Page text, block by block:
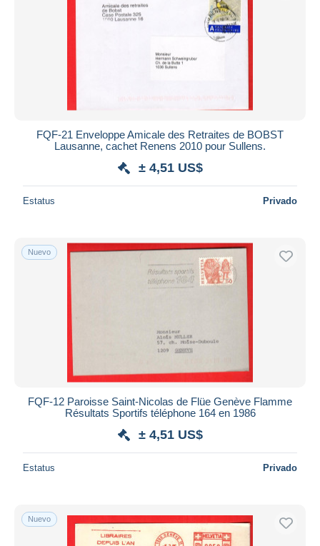
FQF-21 Enveloppe Amicale des Retraites de BOBST
Lausanne, cachet Renens 2010 pour Sullens.
± 4,51 US$
Estatus Privado
Nuevo
FQF-12 Paroisse Saint-Nicolas de Flüe Genève Flamme
Résultats Sportifs téléphone 164 en 1986
± 4,51 US$
Estatus Privado
Nuevo